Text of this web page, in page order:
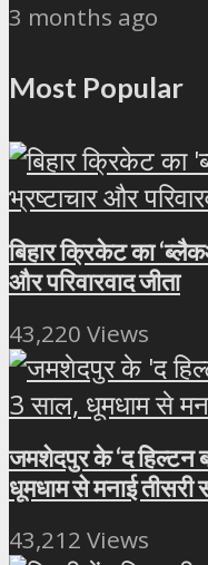
3 months ago
Most Popular
बिहार क्रिकेट का
और परिवारवाद जीता
43,220 Views
जमशेदपुर के ‘द हिल्टन
धूमधाम से मनाई तीसरी
43,212 Views